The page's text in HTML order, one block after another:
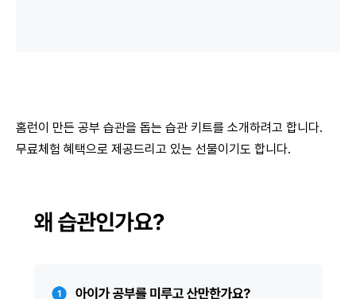
홈런이 만든 공부 습관을 돕는 습관 키트를 소개하려고 합니다.
무료체험 혜택으로 제공드리고 있는 선물이기도 합니다.